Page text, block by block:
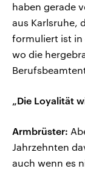
haben gerade
aus Karlsruhe,
formuliert ist in
wo die
„Die Loyalität
Armbrüster:
Jahrzehnten
auch wenn es